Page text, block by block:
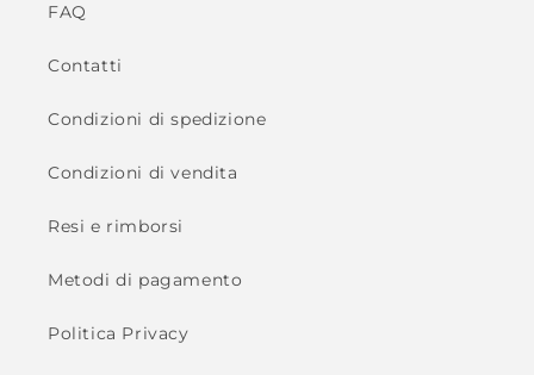
FAQ
Contatti
Condizioni di spedizione
Condizioni di vendita
Resi e rimborsi
Metodi di pagamento
Politica Privacy